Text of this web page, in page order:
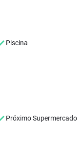
Piscina
Próximo Supermercado